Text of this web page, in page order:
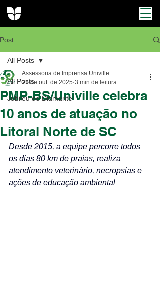
Post
All Posts
Jubileu de Diamante
All Posts
PMP-BS/Univille celebra
10 anos de atuação no
Litoral Norte de SC
Assessoria de Imprensa Univille
22 de out. de 2025 3 min de leitura
Desde 2015, a equipe percorre todos
os dias 80 km de praias, realiza
atendimento veterinário, necropsias e
ações de educação ambiental